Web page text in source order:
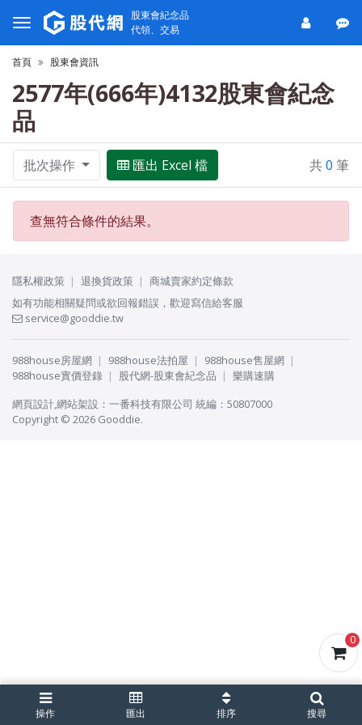
0
股東會紀念品
代領、交易
首頁 股東會資訊
2577年(666年)4132股東會紀念
品
批次操作 匯出 Excel 檔 共0 筆
查無符合條件的結果。
操作 匯出 排序 搜尋
隱私權政策 退換貨政策
商城賣家約定條款
如有功能相關疑問或欲回報錯誤，歡迎寫信給客服
service@gooddie.tw
988house房屋網 988house法拍屋
988house售屋網
988house實價登錄
股代網-股東會紀念品
樂購速購
網頁設計,網站架設 ： 一番科技有限公司 統編：50807000
Copyright © 2026 Gooddie.